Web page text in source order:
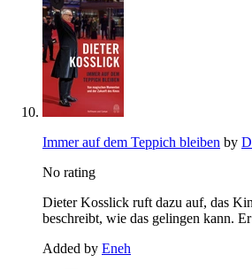
Immer auf dem Teppich bleiben by
No rating
Dieter Kosslick ruft dazu auf, das
beschreibt, wie das gelingen kann.
Added by Eneh